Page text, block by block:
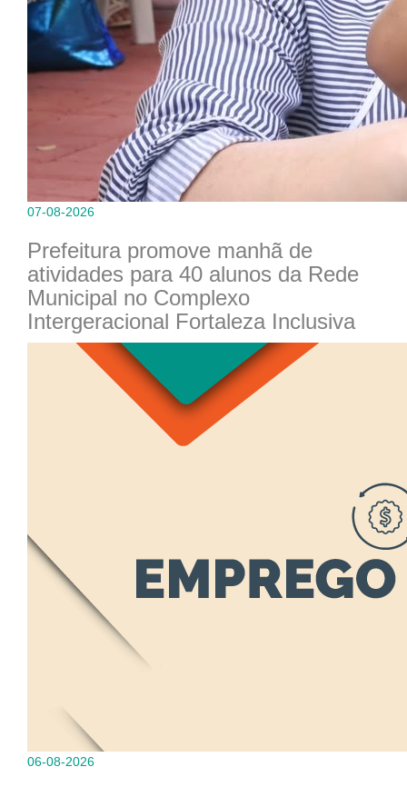
07-08-2026
Prefeitura promove manhã de
atividades para 40 alunos da Rede
Municipal no Complexo
Intergeracional Fortaleza Inclusiva
06-08-2026